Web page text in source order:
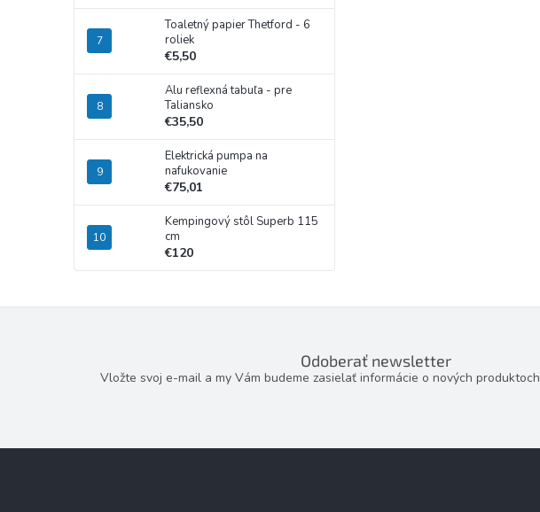
Toaletný papier Thetford - 6
roliek
€5,50
Alu reflexná tabuľa - pre
Taliansko
€35,50
Elektrická pumpa na
nafukovanie
€75,01
Kempingový stôl Superb 115
cm
€120
Odoberať newsletter
Vložte svoj e-mail a my Vám budeme zasielať informácie o nových